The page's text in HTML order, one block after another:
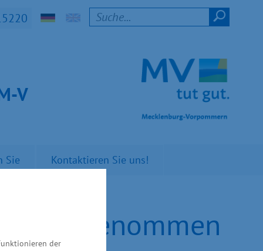
der
V
Sie Kontaktieren Sie uns!
genommen